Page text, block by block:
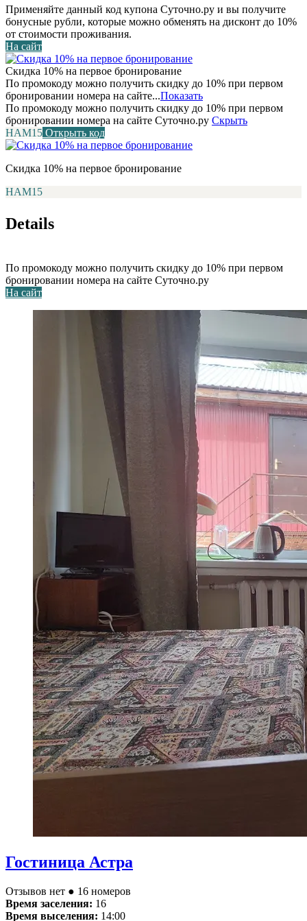
Применяйте данный код купона Суточно.ру и вы получите
бонусные рубли, которые можно обменять на дисконт до 10%
от стоимости проживания.
На сайт
Скидка 10% на первое бронирование
По промокоду можно получить скидку до 10% при первом
бронировании номера на сайте...Показать
По промокоду можно получить скидку до 10% при первом
бронировании номера на сайте Суточно.ру Скрыть
НАМ15 Открыть код
Скидка 10% на первое бронирование
НАМ15
Details
По промокоду можно получить скидку до 10% при первом
бронировании номера на сайте Суточно.ру
На сайт
Гостиница Астра
Отзывов нет ● 16 номеров
Время заселения: 16
Время выселения: 14:00